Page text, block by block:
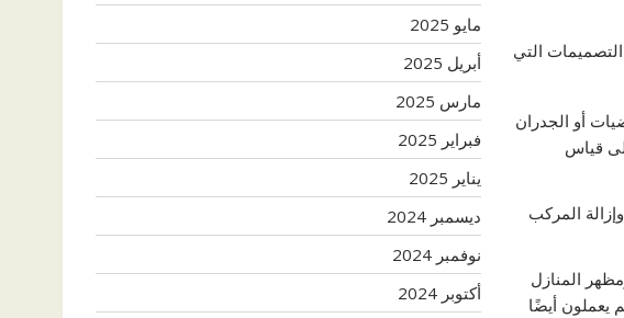
التي
أو الجدران
قياس
المركب
المنازل
يعملون أيضًا
مايو 2025
أبريل 2025
مارس 2025
فبراير 2025
يناير 2025
ديسمبر 2024
نوفمبر 2024
أكتوبر 2024